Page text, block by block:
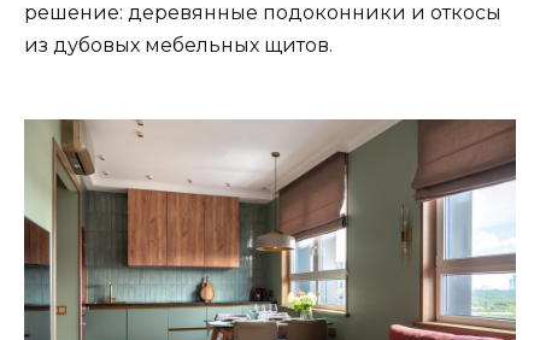
решение: деревянные подоконники и откосы
из дубовых мебельных щитов.